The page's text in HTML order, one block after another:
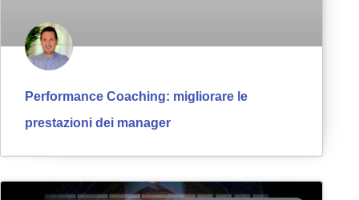
Performance Coaching: migliorare le
prestazioni dei manager